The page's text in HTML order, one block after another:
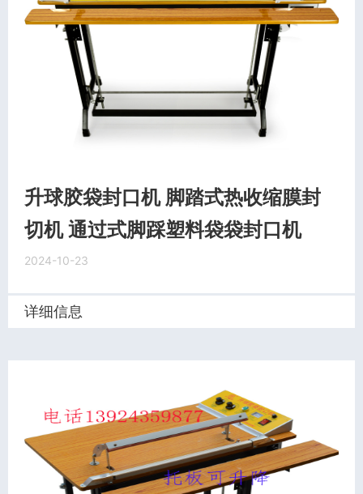
升球胶袋封口机 脚踏式热收缩膜封
切机 通过式脚踩塑料袋袋封口机
2024-10-23
详细信息